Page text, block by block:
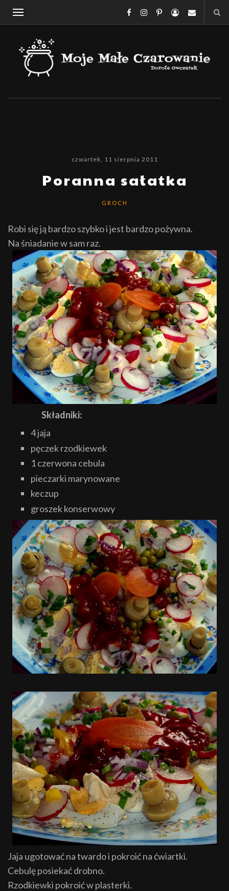
czwartek, 11 sierpnia 2011
Poranna sałatka
GROCH
Robi się ją bardzo szybko i jest bardzo pożywna.
Na śniadanie w sam raz.
Składniki:
4 jaja
pęczek rzodkiewek
1 czerwona cebula
pieczarki marynowane
keczup
groszek konserwowy
Jaja ugotować na twardo i pokroić na ćwiartki.
Cebulę posiekać drobno.
Rzodkiewki pokroić w plasterki.